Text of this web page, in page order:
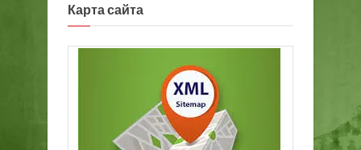
Карта сайта